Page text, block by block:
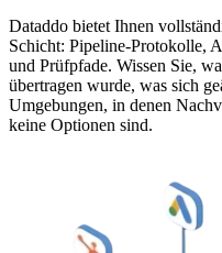
Dataddo bietet Ihnen
Schicht: Pipeline-Protokolle,
und Prüfpfade. Wissen Sie,
übertragen wurde, was sich
Umgebungen, in denen
keine Optionen sind.